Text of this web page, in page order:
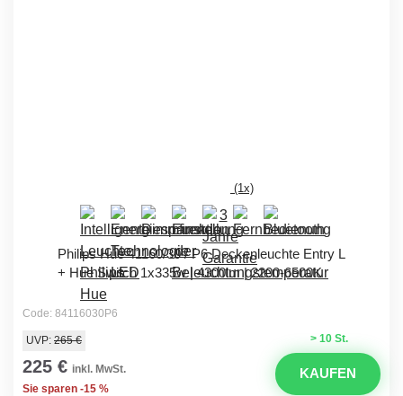
(1x)
Philips Hue 41160/30 / P6 Deckenleuchte Entry L
+ Hue Switch 1x335w | 4300lm | 2200-6500K
Code: 84116030P6
> 10 St.
UVP: 265 €
225 € inkl. MwSt.
Sie sparen -15 %
KAUFEN